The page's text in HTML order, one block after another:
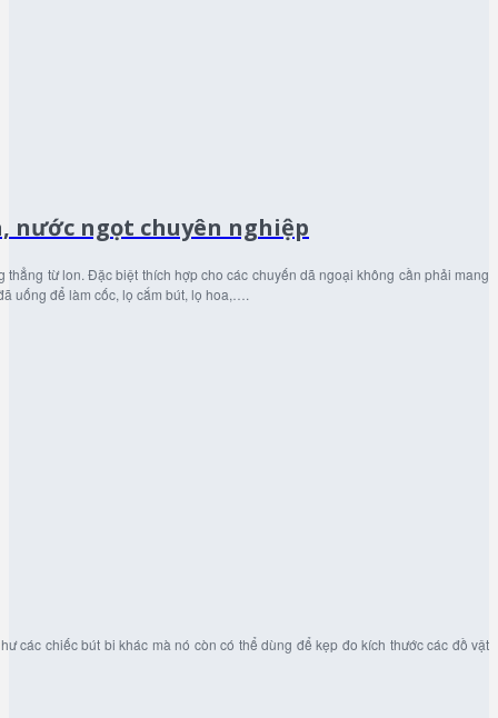
nước ngọt chuyên nghiệp
thẳng từ lon. Đặc biệt thích hợp cho các chuyến dã ngoại không cần phải mang
uống để làm cốc, lọ cắm bút, lọ hoa,….
các chiếc bút bi khác mà nó còn có thể dùng để kẹp đo kích thước các đồ vật